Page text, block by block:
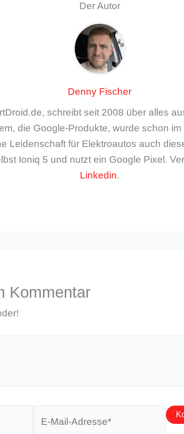
Der Autor
Denny Fischer
schreibt seit 2008 über alles
die Google-Produkte, wurde schon im
Leidenschaft für Elektroautos auch
Ioniq 5 und nutzt ein Google Pixel.
Linkedin.
Kommentar